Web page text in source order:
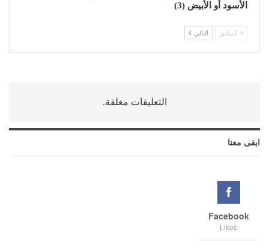
الأسود أو الأبيض (3)
السابق التالي
التعليقات مغلقة.
ابقى معنا
Facebook
Likes